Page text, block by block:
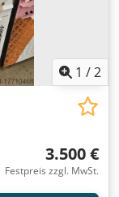
1 /2
3.500 €
Festpreis zzgl. MwSt.